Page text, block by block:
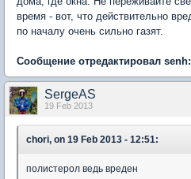
время - вот, что действительно
по началу очень сильно газят.
Сообщение отредактировал
SergeAS
19 Feb 2013
chori, on 19 Feb 2013 - 12:51:
полистерол ведь вреден